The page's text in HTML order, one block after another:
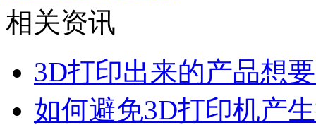
相关资讯
3D打印出来的产品想
如何避免3D打印机产